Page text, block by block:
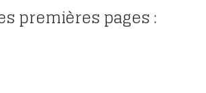
premières pages :